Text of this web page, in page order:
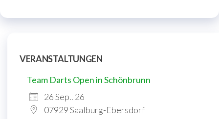
VERANSTALTUNGEN
Team Darts Open in Schönbrunn
26 Sep.. 26
07929 Saalburg-Ebersdorf